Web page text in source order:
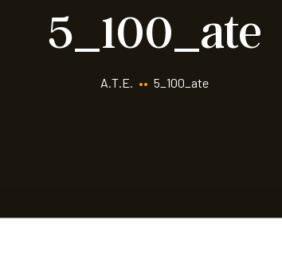
5_100_ate
A.T.E. •• 5_100_ate